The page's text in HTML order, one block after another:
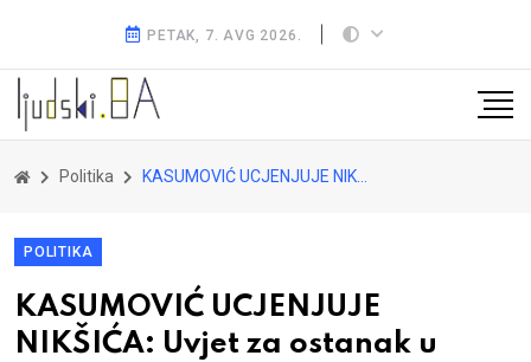
PETAK, 7. AVG 2026.
Politika KASUMOVIĆ UCJENJUJE NIKŠIĆA: Uvjet za ostanak u koaliciji
POLITIKA
KASUMOVIĆ UCJENJUJE
NIKŠIĆA: Uvjet za ostanak u